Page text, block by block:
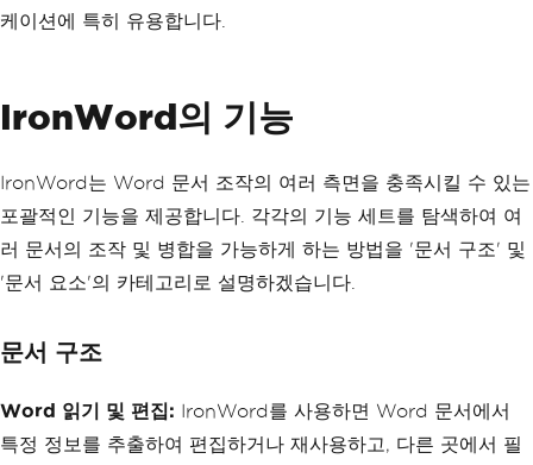
케이션에 특히 유용합니다.
IronWord의 기능
IronWord는 Word 문서 조작의 여러 측면을 충족시킬 수 있는
포괄적인 기능을 제공합니다. 각각의 기능 세트를 탐색하여 여
러 문서의 조작 및 병합을 가능하게 하는 방법을 '문서 구조' 및
'문서 요소'의 카테고리로 설명하겠습니다.
문서 구조
Word 읽기 및 편집: IronWord를 사용하면 Word 문서에서
특정 정보를 추출하여 편집하거나 재사용하고, 다른 곳에서 필